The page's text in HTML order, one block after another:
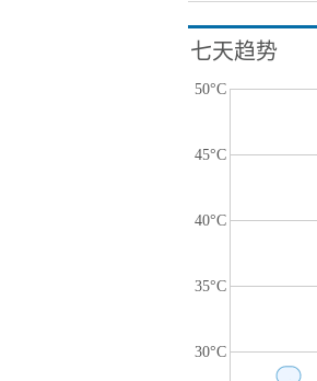
七天趋势
50°C
45°C
40°C
35°C
30°C